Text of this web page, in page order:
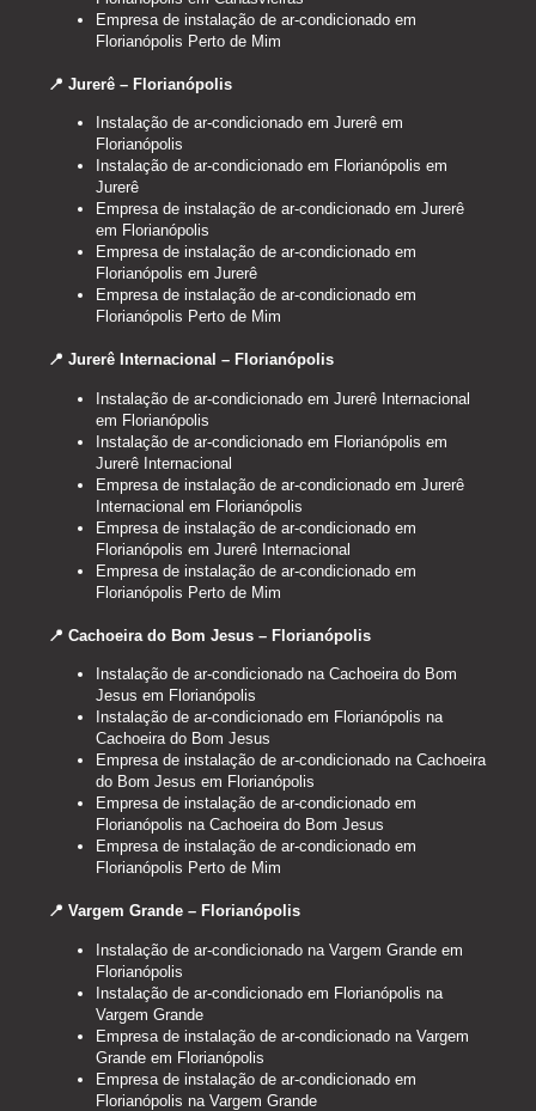
Empresa de instalação de ar-condicionado em
Florianópolis Perto de Mim
📍 Jurerê – Florianópolis
Instalação de ar-condicionado em Jurerê em
Florianópolis
Instalação de ar-condicionado em Florianópolis em
Jurerê
Empresa de instalação de ar-condicionado em Jurerê
em Florianópolis
Empresa de instalação de ar-condicionado em
Florianópolis em Jurerê
Empresa de instalação de ar-condicionado em
Florianópolis Perto de Mim
📍 Jurerê Internacional – Florianópolis
Instalação de ar-condicionado em Jurerê Internacional
em Florianópolis
Instalação de ar-condicionado em Florianópolis em
Jurerê Internacional
Empresa de instalação de ar-condicionado em Jurerê
Internacional em Florianópolis
Empresa de instalação de ar-condicionado em
Florianópolis em Jurerê Internacional
Empresa de instalação de ar-condicionado em
Florianópolis Perto de Mim
📍 Cachoeira do Bom Jesus – Florianópolis
Instalação de ar-condicionado na Cachoeira do Bom
Jesus em Florianópolis
Instalação de ar-condicionado em Florianópolis na
Cachoeira do Bom Jesus
Empresa de instalação de ar-condicionado na Cachoeira
do Bom Jesus em Florianópolis
Empresa de instalação de ar-condicionado em
Florianópolis na Cachoeira do Bom Jesus
Empresa de instalação de ar-condicionado em
Florianópolis Perto de Mim
📍 Vargem Grande – Florianópolis
Instalação de ar-condicionado na Vargem Grande em
Florianópolis
Instalação de ar-condicionado em Florianópolis na
Vargem Grande
Empresa de instalação de ar-condicionado na Vargem
Grande em Florianópolis
Empresa de instalação de ar-condicionado em
Florianópolis na Vargem Grande